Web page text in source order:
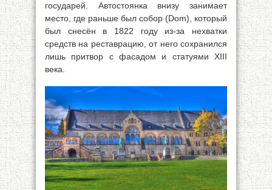
государей. Автостоянка внизу занимает
место, где раньше был собор (Dom), который
был снесён в 1822 году из-за нехватки
средств на реставрацию, от него сохранился
лишь притвор с фасадом и статуями XIII
века.